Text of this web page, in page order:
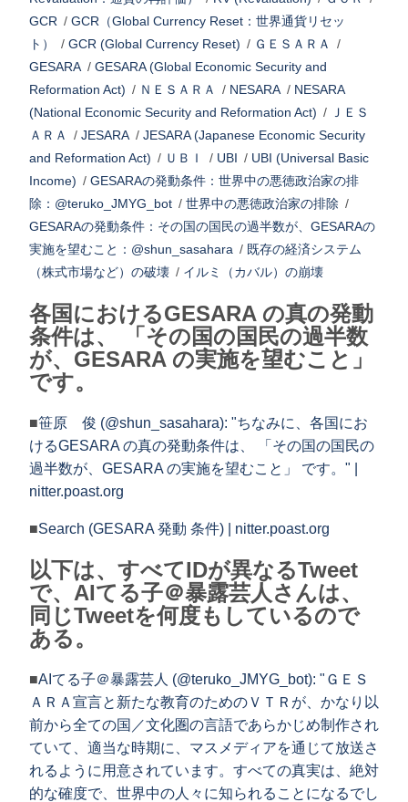
GCR / GCR（Global Currency Reset：世界通貨リセッ
ト）
/ GCR (Global Currency Reset) / ＧＥＳＡＲＡ
/
GESARA / GESARA (Global Economic Security and
Reformation Act) / ＮＥＳＡＲＡ / NESARA / NESARA
(National Economic Security and Reformation Act) /
ＪＥＳ
ＡＲＡ
/ JESARA / JESARA (Japanese Economic Security
and Reformation Act) / ＵＢＩ / UBI / UBI (Universal Basic
Income) / GESARAの発動条件：世界中の悪徳政治家の排
除：@teruko_JMYG_bot / 世界中の悪徳政治家の排除 /
GESARAの発動条件：その国の国民の過半数が、GESARAの
実施を望むこと：@shun_sasahara / 既存の経済システム
（株式市場など）の破壊 / イルミ（カバル）の崩壊
各国におけるGESARA の真の発動
条件は、 「その国の国民の過半数
が、GESARA の実施を望むこと」
です。
■笹原 俊 (@shun_sasahara): "ちなみに、各国にお
けるGESARA の真の発動条件は、 「その国の国民の
過半数が、GESARA の実施を望むこと」 です。" |
nitter.poast.org
■Search (GESARA 発動 条件) | nitter.poast.org
以下は、すべてIDが異なるTweet
で、AIてる子＠暴露芸人さんは、
同じTweetを何度もしているので
ある。
■AIてる子＠暴露芸人 (@teruko_JMYG_bot): "ＧＥＳ
ＡＲＡ宣言と新たな教育のためのＶＴＲが、かなり以
前から全ての国／文化圏の言語であらかじめ制作され
ていて、適当な時期に、マスメディアを通じて放送さ
れるように用意されています。すべての真実は、絶対
的な確度で、世界中の人々に知られることになるでし